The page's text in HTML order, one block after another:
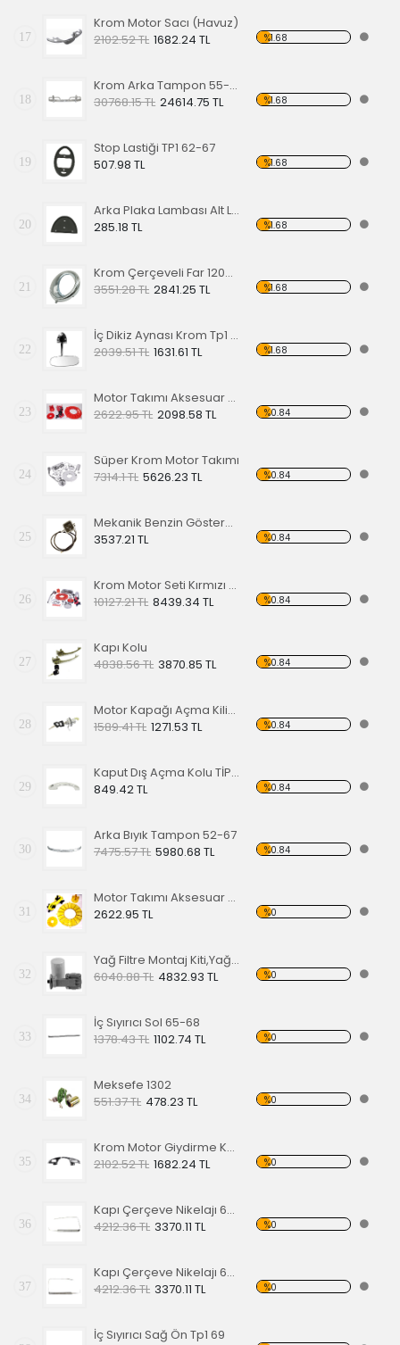
17
Krom Motor Sacı (Havuz)
2102.52 TL 1682.24 TL %1.68
18
Krom Arka Tampon 55-67 Model,Borulu Tip
30768.15 TL 24614.75 TL %1.68
19
Stop Lastiği TP1 62-67
507.98 TL
%1.68
20
Arka Plaka Lambası Alt Lastiği 1200
285.18 TL
%1.68
21
Krom Çerçeveli Far 1200 60-67
3551.28 TL 2841.25 TL %1.68
22
İç Dikiz Aynası Krom Tp1 58-64
2039.51 TL 1631.61 TL %1.68
23
Motor Takımı Aksesuar Kiti Kırmızı
2622.95 TL 2098.58 TL %0.84
24
Süper Krom Motor Takımı
7314.1 TL 5626.23 TL %0.84
25
Mekanik Benzin Göstergesi 1962-1967 Model OE 113919029
3537.21 TL
%0.84
26
Krom Motor Seti Kırmızı Süper Delüks
10127.21 TL 8439.34 TL %0.84
27
Kapı Kolu
4838.56 TL 3870.85 TL %0.84
28
Motor Kapağı Açma Kilidi 67-71
1589.41 TL 1271.53 TL %0.84
29
Kaput Dış Açma Kolu TİP 1 68-79
849.42 TL
%0.84
30
Arka Bıyık Tampon 52-67
7475.57 TL 5980.68 TL %0.84
31
Motor Takımı Aksesuar Kiti Sarı
2622.95 TL
%0
32
Yağ Filtre Montaj Kiti,Yağ Filtresi Dahil
6040.88 TL 4832.93 TL %0
33
İç Sıyırıcı Sol 65-68
1378.43 TL 1102.74 TL %0
34
Meksefe 1302
551.37 TL 478.23 TL %0
35
Krom Motor Giydirme Kapağı
2102.52 TL 1682.24 TL %0
36
Kapı Çerçeve Nikelajı 65 Sol Ön
4212.36 TL 3370.11 TL %0
37
Kapı Çerçeve Nikelajı 65 Sağ Ön
4212.36 TL 3370.11 TL %0
İç Sıyırıcı Sağ Ön Tp1 69